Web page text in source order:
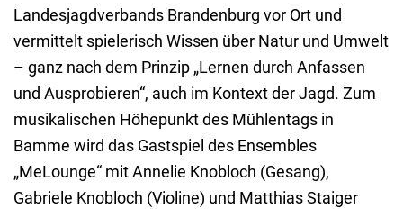
Landesjagdverbands Brandenburg vor Ort und
vermittelt spielerisch Wissen über Natur und Umwelt
– ganz nach dem Prinzip „Lernen durch Anfassen
und Ausprobieren“, auch im Kontext der Jagd. Zum
musikalischen Höhepunkt des Mühlentags in
Bamme wird das Gastspiel des Ensembles
„MeLounge“ mit Annelie Knobloch (Gesang),
Gabriele Knobloch (Violine) und Matthias Staiger